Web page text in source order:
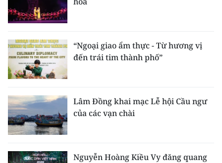
“Ngoại giao ẩm thực - Từ hương vị
đến trái tim thành phố”
Lâm Đồng khai mạc Lễ hội Cầu ngư
của các vạn chài
Nguyễn Hoàng Kiều Vy đăng quang